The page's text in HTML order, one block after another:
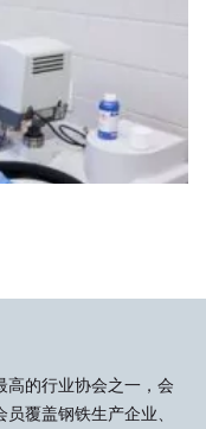
高的行业协会之一，会
覆盖钢铁生产企业、